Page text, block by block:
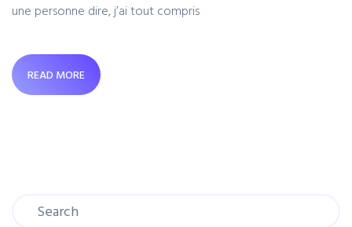
une personne dire, j’ai tout compris
READ MORE